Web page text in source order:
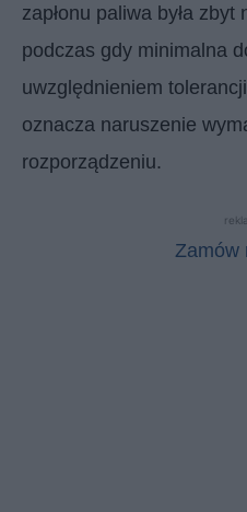
zapłonu paliwa była zbyt
podczas gdy minimalna
uwzględnieniem
oznacza naruszenie
rozporządzeniu.
Zamów